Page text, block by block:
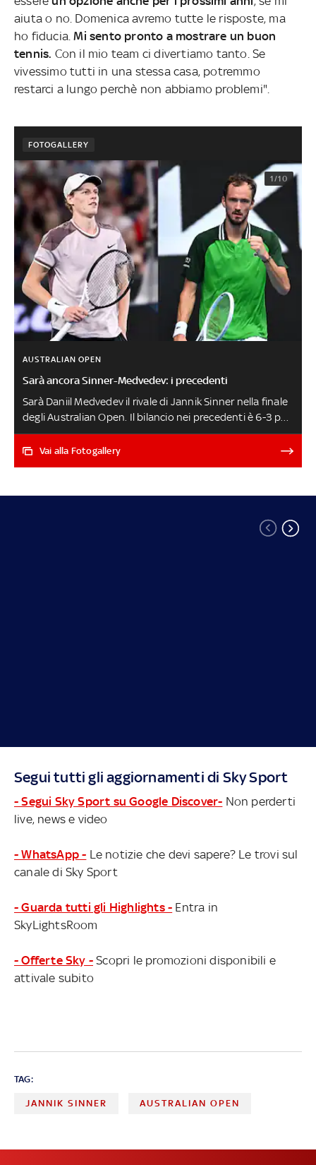
aiuta o no. Domenica avremo tutte le risposte, ma
ho fiducia.Mi sento pronto a mostrare un buon
tennis. Con il mio team ci divertiamo tanto. Se
vivessimo tutti in una stessa casa, potremmo
restarci a lungo perchè non abbiamo problemi".
FOTOGALLERY
1/10
AUSTRALIAN OPEN
Sarà ancora Sinner-Medvedev: i precedenti
Sarà Daniil Medvedev il rivale di Jannik Sinner nella finale
degli Australian Open. Il bilancio nei precedenti è 6-3 per
il russo, ma l'azzurro ha vinto le ultime tre sfide e arriva
dopo la vittoria storica contro Djokovic. Gli Aus Open in
Vai alla Fotogallery
Segui tutti gli aggiornamenti di Sky Sport
- Segui Sky Sport su Google Discover- Non perderti
live, news e video
- WhatsApp - Le notizie che devi sapere? Le trovi sul
canale di Sky Sport
- Guarda tutti gli Highlights - Entra in
SkyLightsRoom
- Offerte Sky - Scopri le promozioni disponibili e
attivale subito
TAG:
JANNIK SINNER AUSTRALIAN OPEN